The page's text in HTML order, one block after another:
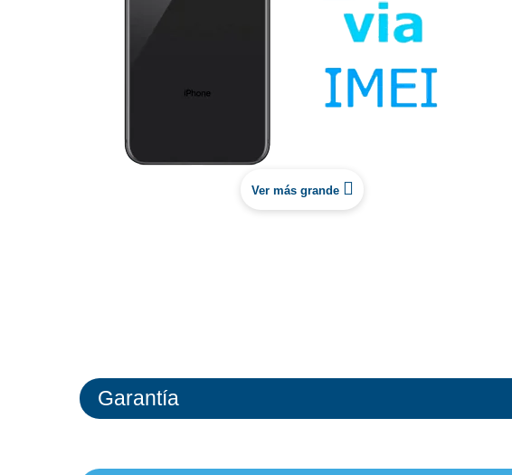
Ver más grande
Garantía